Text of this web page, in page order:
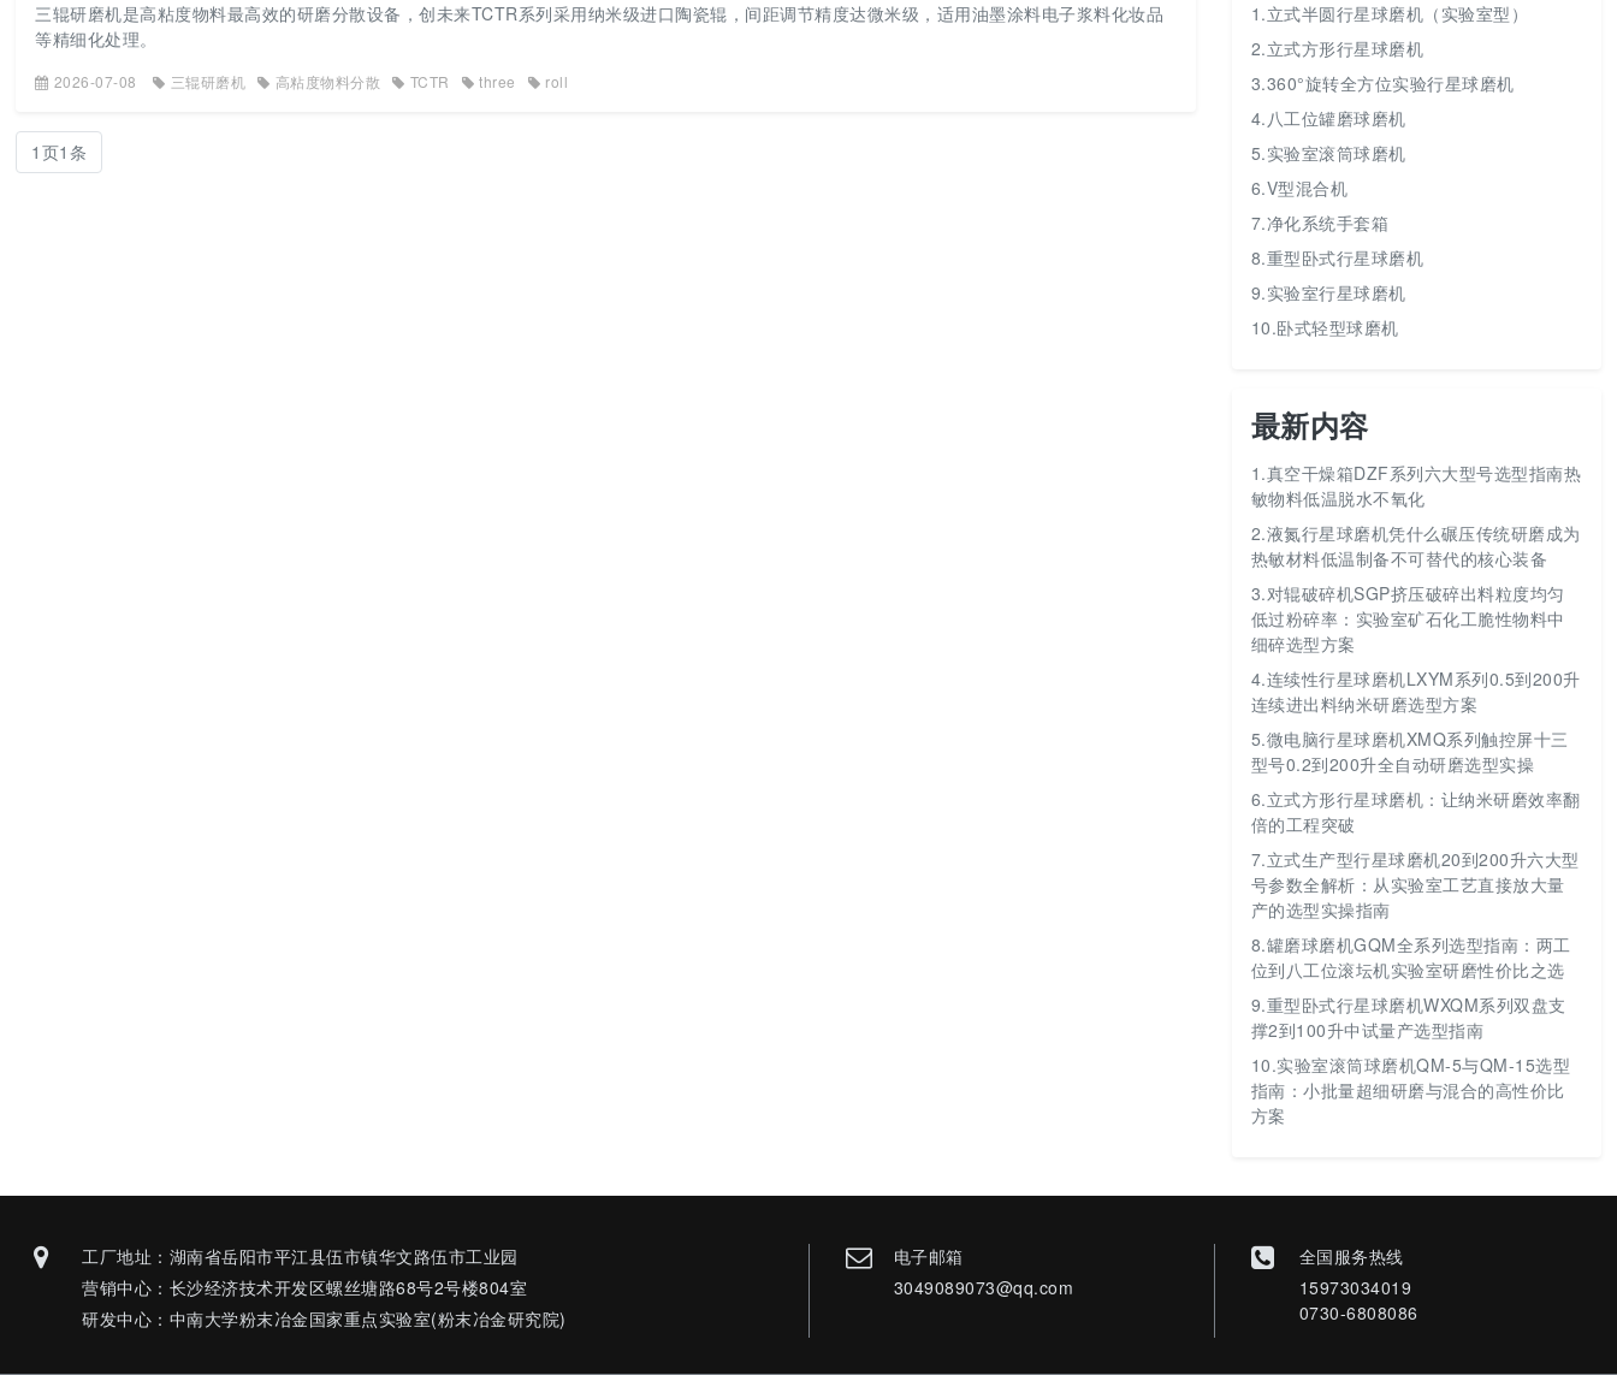
三辊研磨机是高粘度物料最高效的研磨分散设备，创未来TCTR系列采用纳米级进口陶瓷辊，间距调节精度达微米级，适用油墨涂料电子浆料化妆品
等精细化处理。
2026-07-08 三辊研磨机 高粘度物料分散 TCTR three roll
1页1条
1.立式半圆行星球磨机（实验室型）
2.立式方形行星球磨机
3.360°旋转全方位实验行星球磨机
4.八工位罐磨球磨机
5.实验室滚筒球磨机
6.V型混合机
7.净化系统手套箱
8.重型卧式行星球磨机
9.实验室行星球磨机
10.卧式轻型球磨机
最新内容
1.真空干燥箱DZF系列六大型号选型指南热
敏物料低温脱水不氧化
2.液氮行星球磨机凭什么碾压传统研磨成为
热敏材料低温制备不可替代的核心装备
3.对辊破碎机SGP挤压破碎出料粒度均匀
低过粉碎率：实验室矿石化工脆性物料中
细碎选型方案
4.连续性行星球磨机LXYM系列0.5到200升
连续进出料纳米研磨选型方案
5.微电脑行星球磨机XMQ系列触控屏十三
型号0.2到200升全自动研磨选型实操
6.立式方形行星球磨机：让纳米研磨效率翻
倍的工程突破
7.立式生产型行星球磨机20到200升六大型
号参数全解析：从实验室工艺直接放大量
产的选型实操指南
8.罐磨球磨机GQM全系列选型指南：两工
位到八工位滚坛机实验室研磨性价比之选
9.重型卧式行星球磨机WXQM系列双盘支
撑2到100升中试量产选型指南
10.实验室滚筒球磨机QM-5与QM-15选型
指南：小批量超细研磨与混合的高性价比
方案
工厂地址：湖南省岳阳市平江县伍市镇华文路伍市工业园
营销中心：长沙经济技术开发区螺丝塘路68号2号楼804室
研发中心：中南大学粉末冶金国家重点实验室(粉末冶金研究院)
电子邮箱
3049089073@qq.com
全国服务热线
15973034019
0730-6808086